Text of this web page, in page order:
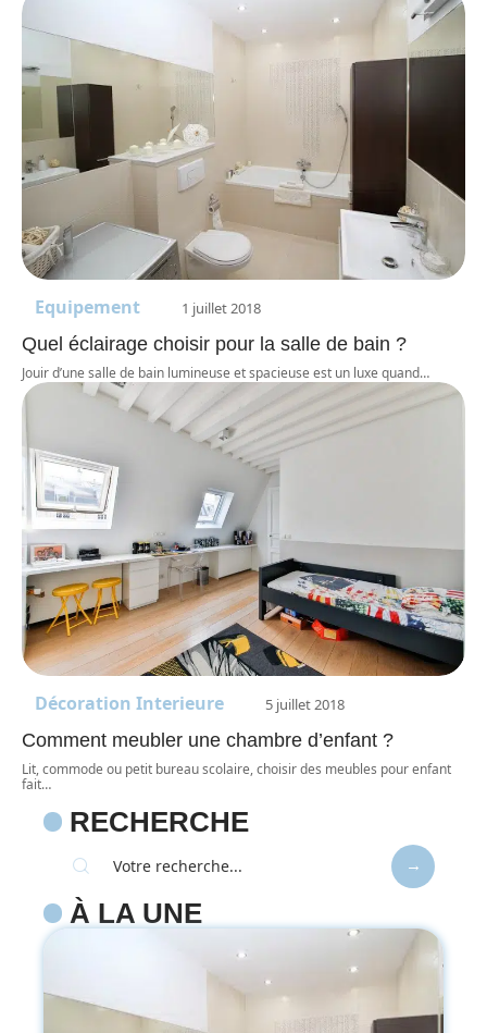
Equipement 1 juillet 2018
Quel éclairage choisir pour la salle de bain ?
Jouir d’une salle de bain lumineuse et spacieuse est un luxe quand…
Décoration Interieure 5 juillet 2018
Comment meubler une chambre d’enfant ?
Lit, commode ou petit bureau scolaire, choisir des meubles pour enfant
fait…
RECHERCHE
À LA UNE